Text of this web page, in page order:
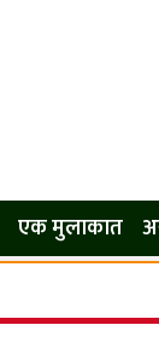
एक मुलाकात